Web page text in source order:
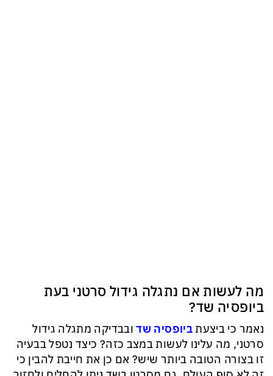
מה לעשות אם נתגלה גידול סרטני בעת
ביופסיה שד?
נאמר כי ביצעתביופסיה שדובבדיקה מתגלה גידול
סרטני, מה עלינו לעשות במצב כזה? כיצד נטפל בבעיה
זו בצורה הטובה ביותר שיש? אם כן את חייבת להבין כי